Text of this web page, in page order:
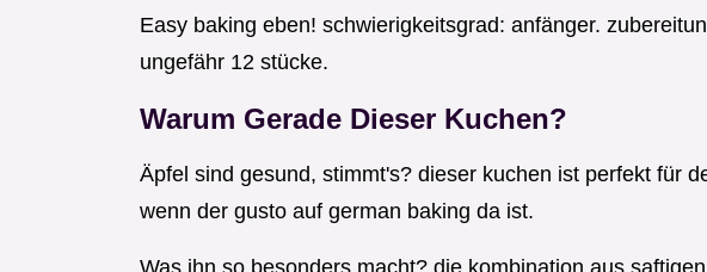
Easy baking eben! schwierigkeitsgrad: anfänger.
ungefähr 12 stücke.
Warum Gerade Dieser Kuchen?
Äpfel sind gesund, stimmt's? dieser kuchen ist perfekt für
wenn der gusto auf german baking da ist.